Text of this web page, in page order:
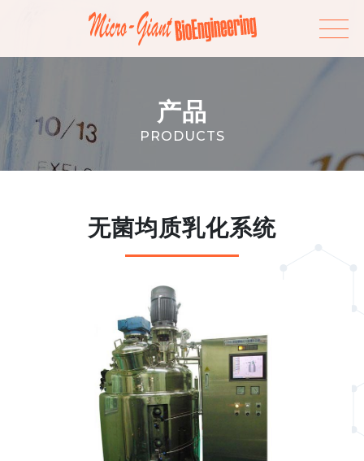
产品
PRODUCTS
无菌均质乳化系统